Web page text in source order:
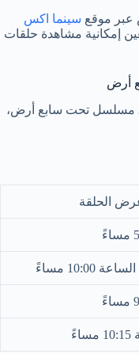
سينما اكس
إمكانية مشاهدة حلقات
يبين الجدول التالي مواعيد عرض الحلقة 29 مسلسل تحت سابع أرض،
الحلقة
10:00 مساءً